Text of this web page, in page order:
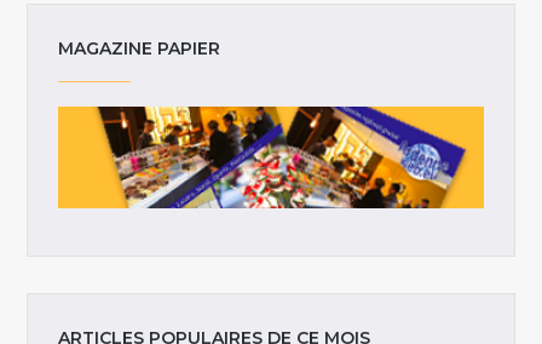
MAGAZINE PAPIER
ARTICLES POPULAIRES DE CE MOIS